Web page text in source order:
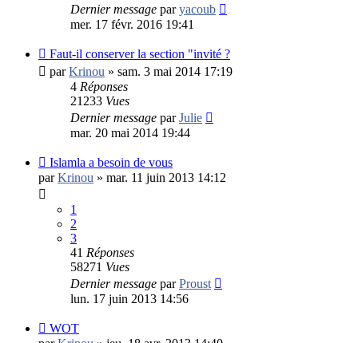
Dernier message paryacoub
mer. 17 févr. 2016 19:41
Faut-il conserver la section "invité ?
parKrinou » sam. 3 mai 2014 17:19
4 Réponses
21233 Vues
Dernier message parJulie
mar. 20 mai 2014 19:44
Islamla a besoin de vous
parKrinou » mar. 11 juin 2013 14:12
1
2
3
41 Réponses
58271 Vues
Dernier message parProust
lun. 17 juin 2013 14:56
WOT